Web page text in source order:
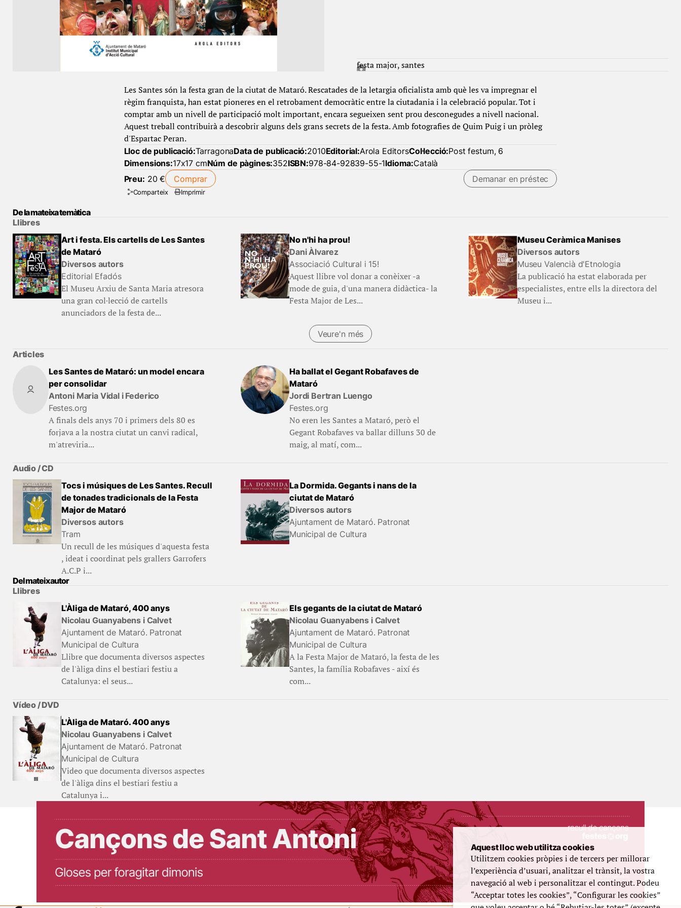
festa major santes
Les Santes són la festa gran de la ciutat de Mataró. Rescatades de la letargia oficialista amb què les va impregnar el
règim franquista, han estat pioneres en el retrobament democràtic entre la ciutadania i la celebració popular. Tot i
comptar amb un nivell de participació molt important, encara segueixen sent prou desconegudes a nivell nacional.
Aquest treball contribuirà a descobrir alguns dels grans secrets de la festa. Amb fotografies de Quim Puig i un pròleg
d'Espartac Peran.
Lloc de publicació:TarragonaData de publicació:2010Editorial:Arola EditorsCol·lecció:Post festum, 6
Dimensions:17x17 cmNúm de pàgines:352ISBN:978-84-92839-55-1Idioma:Català
Preu: 20 € Comprar Demanar en préstec
Comparteix Imprimir
De la mateixa temàtica
Llibres
Art i festa. Els cartells de Les Santes
de Mataró
Diversos autors
Editorial Efadós
El Museu Arxiu de Santa Maria atresora
una gran col·lecció de cartells
anunciadors de la festa de...
No n'hi ha prou!
Dani Àlvarez
Associació Cultural i 15!
Aquest llibre vol donar a conèixer -a
mode de guia, d'una manera didàctica- la
Festa Major de Les...
Museu Ceràmica Manises
Diversos autors
Museu Valencià d'Etnologia
La publicació ha estat elaborada per
especialistes, entre ells la directora del
Museu i...
Veure'n més
Articles
Les Santes de Mataró: un model encara
per consolidar
Antoni Maria Vidal i Federico
Festes.org
A finals dels anys 70 i primers dels 80 es
forjava a la nostra ciutat un canvi radical,
m'atreviria...
Ha ballat el Gegant Robafaves de
Mataró
Jordi Bertran Luengo
Festes.org
No eren les Santes a Mataró, però el
Gegant Robafaves va ballar dilluns 30 de
maig, al matí, com...
Audio / CD
Tocs i músiques de Les Santes. Recull
de tonades tradicionals de la Festa
Major de Mataró
Diversos autors
Tram
Un recull de les músiques d'aquesta festa
, ideat i coordinat pels grallers Garrofers
A.C.P i...
La Dormida. Gegants i nans de la
ciutat de Mataró
Diversos autors
Ajuntament de Mataró. Patronat
Municipal de Cultura
Del mateix autor
Llibres
L'Àliga de Mataró, 400 anys
Nicolau Guanyabens i Calvet
Ajuntament de Mataró. Patronat
Municipal de Cultura
Llibre que documenta diversos aspectes
de l'àliga dins el bestiari festiu a
Catalunya: el seus...
Els gegants de la ciutat de Mataró
Nicolau Guanyabens i Calvet
Ajuntament de Mataró. Patronat
Municipal de Cultura
A la Festa Major de Mataró, la festa de les
Santes, la família Robafaves - així és
com...
Vídeo / DVD
L'Àliga de Mataró. 400 anys
Nicolau Guanyabens i Calvet
Ajuntament de Mataró. Patronat
Municipal de Cultura
Video que documenta diversos aspectes
de l'àliga dins el bestiari festiu a
Catalunya i...
Aquest lloc web utilitza cookies
Utilitzem cookies pròpies i de tercers per millorar
l’experiència d’usuari, analitzar el trànsit, la vostra
navegació al web i personalitzar el contingut. Podeu
“Acceptar totes les cookies”, “Configurar les cookies”